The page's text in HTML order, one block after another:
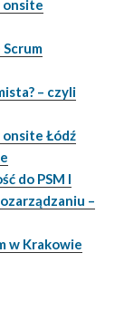
onsite
– czyli
Łódź
do PSM I
–
w Krakowie